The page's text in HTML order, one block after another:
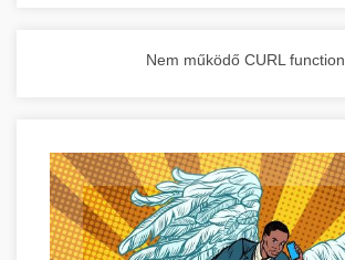
Nem működő CURL function.